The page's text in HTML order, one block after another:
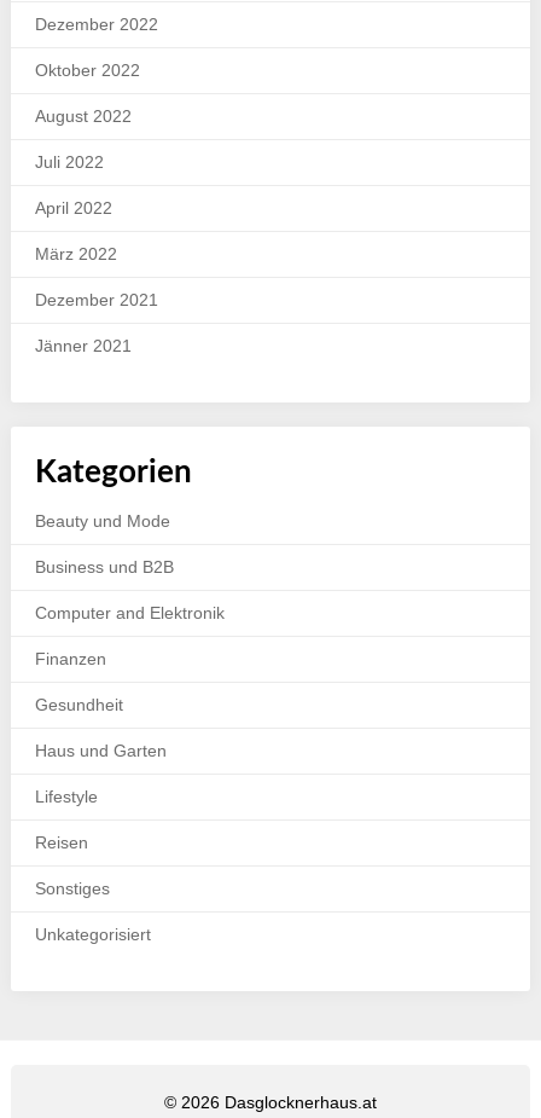
Dezember 2022
Oktober 2022
August 2022
Juli 2022
April 2022
März 2022
Dezember 2021
Jänner 2021
Kategorien
Beauty und Mode
Business und B2B
Computer and Elektronik
Finanzen
Gesundheit
Haus und Garten
Lifestyle
Reisen
Sonstiges
Unkategorisiert
© 2026 Dasglocknerhaus.at